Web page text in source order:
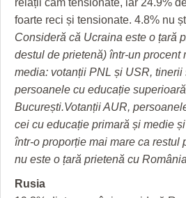
foarte reci și tensionate. 4.8% nu
Consideră că Ucraina este o țară
destul de prietenă) într-un procent
media: votanții PNL și USR, tinerii
persoanele cu educație
București.Votanții AUR,
cei cu educație primară și medie
într-o proporție mai mare ca restul
nu este o țară prietenă cu
Rusia